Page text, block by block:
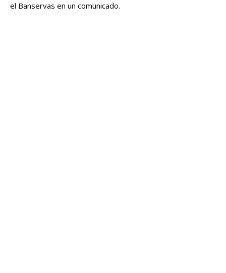
el Banservas en un comunicado.